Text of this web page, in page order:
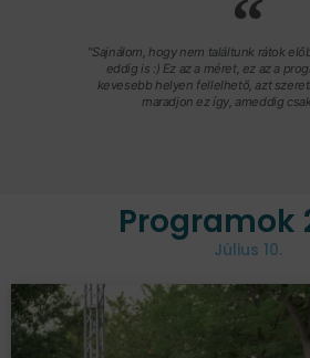
"Sajnálom, hogy nem találtunk rátok
eddig is :) Ez az a méret, ez az a
kevesebb helyen fellelhető, azt
maradjon ez így, ameddig
Programok
Július 10.